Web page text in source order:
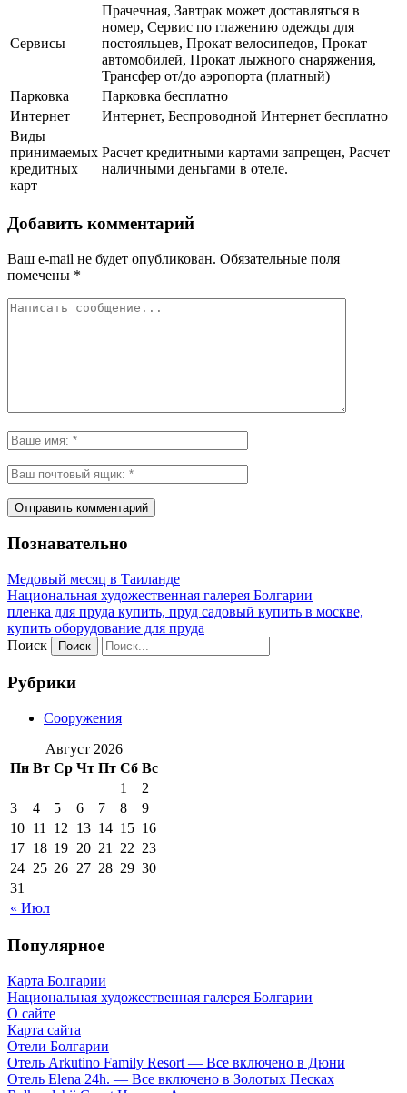
Сервисы
Прачечная, Завтрак может доставляться в
номер, Сервис по глажению одежды для
постояльцев, Прокат велосипедов, Прокат
автомобилей, Прокат лыжного снаряжения,
Трансфер от/до аэропорта (платный)
Парковка
Парковка бесплатно
Интернет
Интернет, Беспроводной Интернет бесплатно
Виды
принимаемых
кредитных
карт
Расчет кредитными картами запрещен, Расчет
наличными деньгами в отеле.
Добавить комментарий
Ваш e-mail не будет опубликован. Обязательные поля
помечены *
Познавательно
Медовый месяц в Таиланде
Национальная художественная галерея Болгарии
пленка для пруда купить, пруд садовый купить в москве,
купить оборудование для пруда
Поиск
Рубрики
Сооружения
Август 2026
Пн Вт Ср Чт Пт Сб Вс
« Июл
1
2
3
4 5 6 7 8
9
10 11 12 13 14 15 16
17 18 19 20 21 22 23
24 25 26 27 28 29 30
31
Популярное
Карта Болгарии
Национальная художественная галерея Болгарии
О сайте
Карта сайта
Отели Болгарии
Отель Arkutino Family Resort — Все включено в Дюни
Отель Elena 24h. — Все включено в Золотых Песках